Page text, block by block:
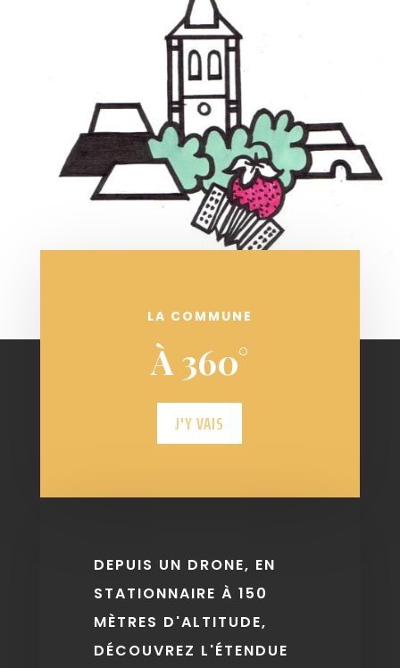
LA COMMUNE
À 360°
J'Y VAIS
DEPUIS UN DRONE, EN
STATIONNAIRE À 150
MÈTRES D'ALTITUDE,
DÉCOUVREZ L'ÉTENDUE